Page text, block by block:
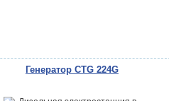
Генератор CTG 224G